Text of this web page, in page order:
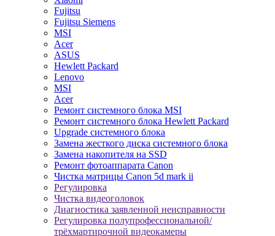
Fujitsu
Fujitsu Siemens
MSI
Acer
ASUS
Hewlett Packard
Lenovo
MSI
Acer
Ремонт системного блока MSI
Ремонт системного блока Hewlett Packard
Upgrade системного блока
Замена жесткого диска системного блока
Замена накопителя на SSD
Ремонт фотоаппарата Canon
Чистка матрицы Canon 5d mark ii
Регулировка
Чистка видеоголовок
Диагностика заявленной неисправности
Регулировка полупрофессиональной/
трёхмартирочной видеокамеры